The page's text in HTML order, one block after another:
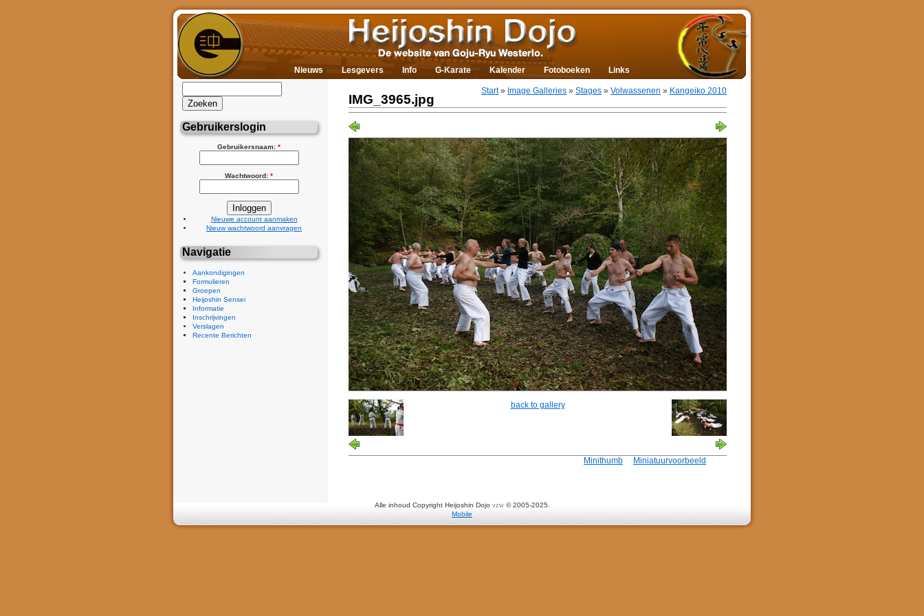
Nieuws Lesgevers Info G-Karate Kalender Fotoboeken Links
Gebruikerslogin
Gebruikersnaam: *
Wachtwoord: *
Nieuwe account aanmaken
Nieuw wachtwoord aanvragen
Navigatie
Aankondigingen
Formulieren
Groepen
Heijoshin Sensei
Informatie
Inschrijvingen
Verslagen
Recente Berichten
Start» Image Galleries » Stages » Volwassenen » Kangeiko 2010
IMG_3965.jpg
back to gallery
Minithumb Miniatuurvoorbeeld
Alle inhoud Copyright Heijoshin Dojo vzw© 2005-2025.
Mobile